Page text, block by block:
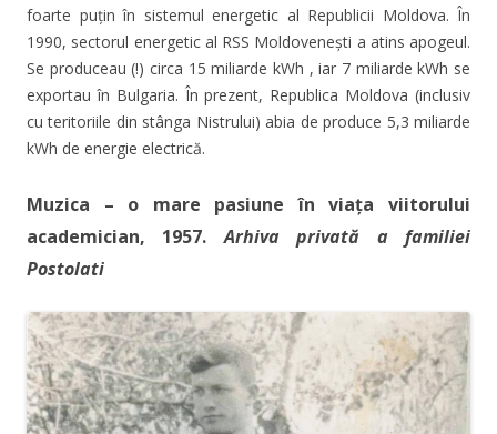
foarte puțin în sistemul energetic al Republicii Moldova. În
1990, sectorul energetic al RSS Moldovenești a atins apogeul.
Se produceau (!) circa 15 miliarde kWh , iar 7 miliarde kWh se
exportau în Bulgaria. În prezent, Republica Moldova (inclusiv
cu teritoriile din stânga Nistrului) abia de produce 5,3 miliarde
kWh de energie electrică.
Muzica – o mare pasiune în viața viitorului
academician, 1957.Arhiva privată a familiei
Postolati